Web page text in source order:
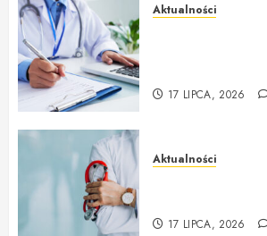
Aktualności
17 LIPCA, 2026
Aktualności
17 LIPCA, 2026